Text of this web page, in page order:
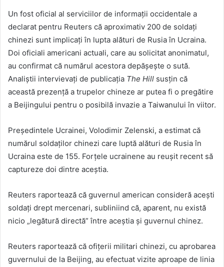
Un fost oficial al serviciilor de informații occidentale a
declarat pentru Reuters că aproximativ 200 de soldați
chinezi sunt implicați în lupta alături de Rusia în Ucraina.
Doi oficiali americani actuali, care au solicitat anonimatul,
au confirmat că numărul acestora depășește o sută.
Analiștii intervievați de publicația The Hill susțin că
această prezență a trupelor chineze ar putea fi o pregătire
a Beijingului pentru o posibilă invazie a Taiwanului în viitor.
Președintele Ucrainei, Volodimir Zelenski, a estimat că
numărul soldaților chinezi care luptă alături de Rusia în
Ucraina este de 155. Forțele ucrainene au reușit recent să
captureze doi dintre aceștia.
Reuters raportează că guvernul american consideră acești
soldați drept mercenari, subliniind că, aparent, nu există
nicio „legătură directă” între aceștia și guvernul chinez.
Reuters raportează că ofițerii militari chinezi, cu aprobarea
guvernului de la Beijing, au efectuat vizite aproape de linia